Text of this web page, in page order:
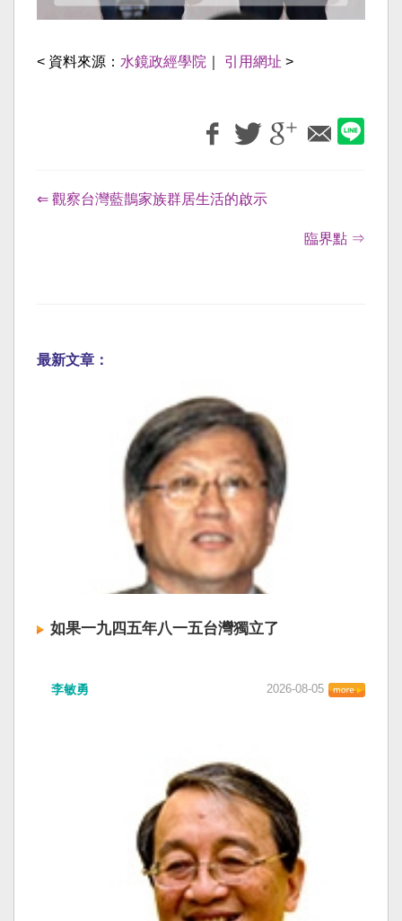
< 資料來源： 水鏡政經學院 引用網址 >
⇐ 觀察台灣藍鵲家族群居生活的啟示
臨界點 ⇒
最新文章：
如果一九四五年八一五台灣獨立了
李敏勇 2026-08-05